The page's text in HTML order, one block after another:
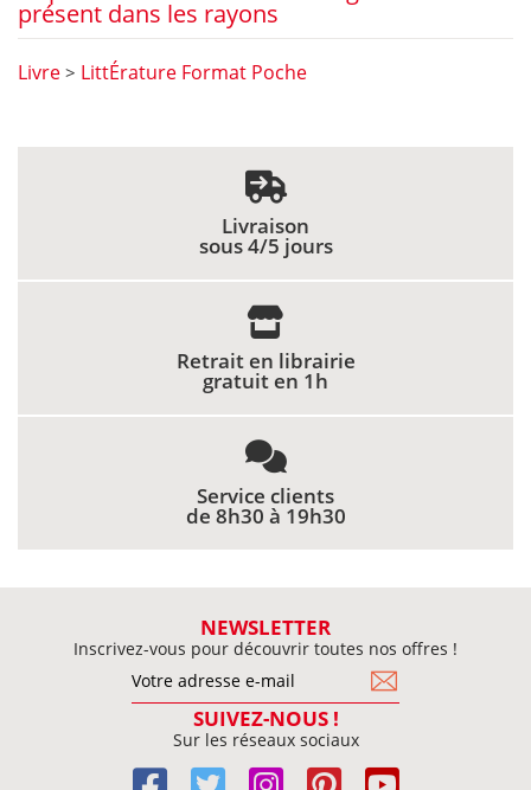
présent dans les rayons
Livre > LittÉrature Format Poche
Livraison
sous 4/5 jours
Retrait en librairie
gratuit en 1h
Service clients
de 8h30 à 19h30
NEWSLETTER
Inscrivez-vous pour découvrir toutes nos offres !
SUIVEZ-NOUS !
Sur les réseaux sociaux